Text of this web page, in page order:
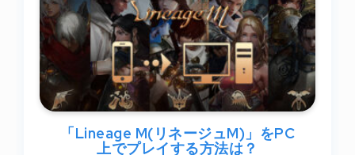
「Lineage M(リネージュM)」をPC
上でプレイする方法は？